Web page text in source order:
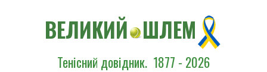
ВЕЛИКИЙ ШЛЕМ
Тенісний довідник. 1877 - 2026